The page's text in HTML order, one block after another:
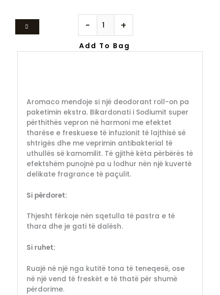
- +
Add To Bag
Aromaco mendoje si një deodorant roll-on pa
paketimin ekstra. Bikardonati i Sodiumit super
përthithës vepron në harmoni me efektet
tharëse e freskuese të infuzionit të lajthisë së
shtrigës dhe me veprimin antibakterial të
uthullës së kamomilit. Të gjithë këta përbërës të
efektshëm punojnë pa u lodhur nën një kuvertë
delikate fragrance të paçulit.
Si përdoret:
Thjesht fërkoje nën sqetulla të pastra e të
thara dhe je gati të dalësh.
Si ruhet:
Ruajë në një nga kutitë tona të teneqesë, ose
në një vend të freskët e të thatë për shumë
përdorime.